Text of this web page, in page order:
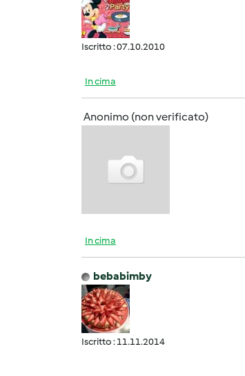
Iscritto : 07.10.2010
In cima
Anonimo (non verificato)
In cima
bebabimby
Iscritto : 11.11.2014